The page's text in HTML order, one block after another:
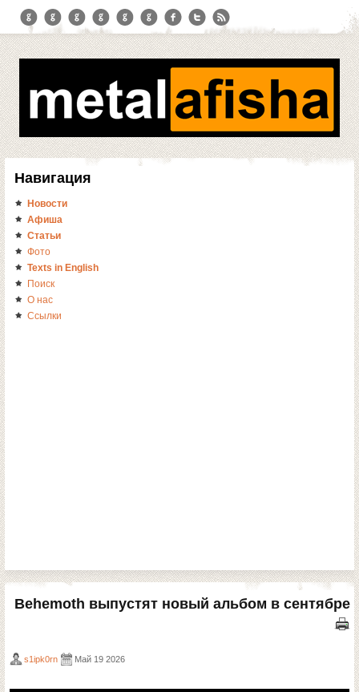
Навигация
Новости
Афиша
Статьи
Фото
Texts in English
Поиск
О нас
Ссылки
Behemoth выпустят новый альбом в сентябре
s1ipk0rn Май 19 2026